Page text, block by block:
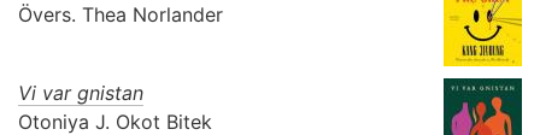
Övers. Thea Norlander
Vi var gnistan
Otoniya J. Okot Bitek